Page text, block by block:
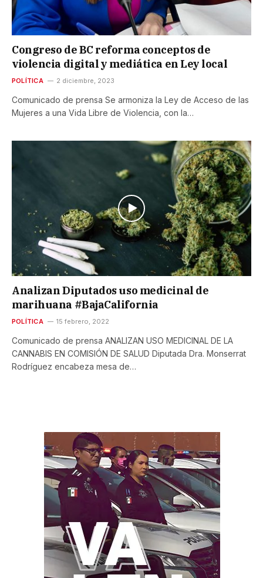
Congreso de BC reforma conceptos de
violencia digital y mediática en Ley local
POLÍTICA 2 diciembre, 2023
Comunicado de prensa Se armoniza la Ley de Acceso de las
Mujeres a una Vida Libre de Violencia, con la…
Analizan Diputados uso medicinal de
marihuana #BajaCalifornia
POLÍTICA 15 febrero, 2022
Comunicado de prensa ANALIZAN USO MEDICINAL DE LA
CANNABIS EN COMISIÓN DE SALUD Diputada Dra. Monserrat
Rodríguez encabeza mesa de…